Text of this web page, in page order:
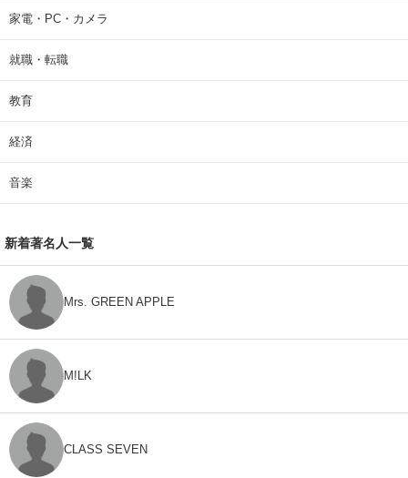
家電・PC・カメラ
就職・転職
教育
経済
音楽
新着著名人一覧
Mrs. GREEN APPLE
M!LK
CLASS SEVEN